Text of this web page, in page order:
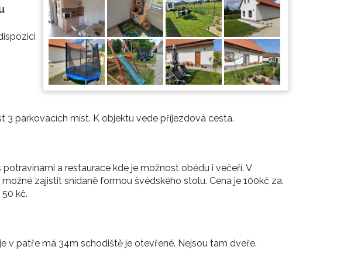
3 parkovacích míst. K objektu vede příjezdová cesta.
a restaurace kde je možnost obědu i večeří. V
zajistit snídaně formou švédského stolu. Cena je 100kč za.
kč.
v patře má 34m schodiště je otevřené. Nejsou tam dveře.